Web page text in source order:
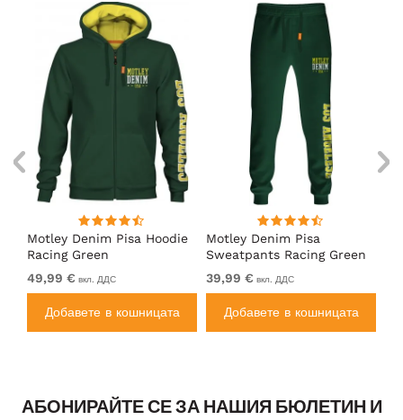
Motley Denim Pisa Hoodie
Racing Green
49,99 € вкл. ДДС
Добавете в кошницата
Motley Denim Pisa
Sweatpants Racing Green
39,99 € вкл. ДДС
Добавете в кошницата
АБОНИРАЙТЕ СЕ ЗА НАШИЯ БЮЛЕТИН И